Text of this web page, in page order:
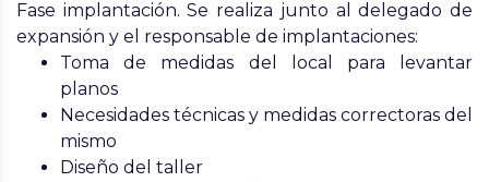
Fase implantación. Se realiza junto al delegado de
expansión y el responsable de implantaciones:
Toma de medidas del local para levantar
planos
Necesidades técnicas y medidas correctoras del
mismo
Diseño del taller